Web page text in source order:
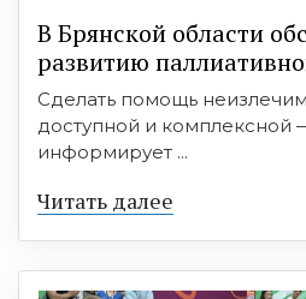
В Брянской области
развитию
Сделать помощь
доступной и комплексной
информирует ...
Читать далее